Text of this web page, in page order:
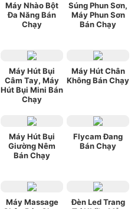
Máy Nhào Bột
Đa Năng Bán
Chạy
Súng Phun Sơn,
Máy Phun Sơn
Bán Chạy
Máy Hút Bụi
Câm Tay, Máy
Hút Bụi Mini Bán
Chạy
Máy Hút Chân
Không Bán Chạy
Máy Hút Bụi
Giường Nêm
Bán Chạy
Flycam Đang
Bán Chạy
Máy Massage
Đèn Led Trang